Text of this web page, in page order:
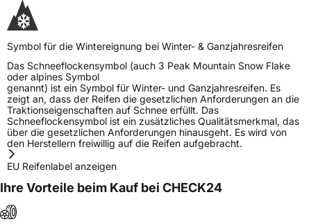
Symbol für die Wintereignung bei Winter- & Ganzjahresreifen
Das Schneeflockensymbol (auch 3 Peak Mountain Snow Flake
oder alpines Symbol
genannt) ist ein Symbol für Winter- und Ganzjahresreifen. Es
zeigt an, dass der Reifen die gesetzlichen Anforderungen an die
Traktionseigenschaften auf Schnee erfüllt. Das
Schneeflockensymbol ist ein zusätzliches Qualitätsmerkmal, das
über die gesetzlichen Anforderungen hinausgeht. Es wird von
den Herstellern freiwillig auf die Reifen aufgebracht.
EU Reifenlabel anzeigen
Ihre Vorteile beim Kauf bei CHECK24